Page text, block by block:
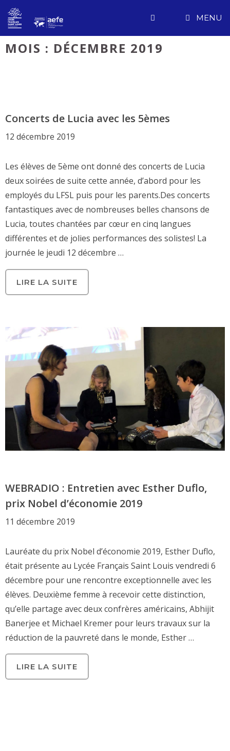
Aller
au
contenu
MENU
MOIS : DÉCEMBRE 2019
Concerts de Lucia avec les 5èmes
12 décembre 2019
Les élèves de 5ème ont donné des concerts de Lucia
deux soirées de suite cette année, d’abord pour les
employés du LFSL puis pour les parents.Des concerts
fantastiques avec de nombreuses belles chansons de
Lucia, toutes chantées par cœur en cinq langues
différentes et de jolies performances des solistes! La
journée le jeudi 12 décembre …
LIRE LA SUITE
WEBRADIO : Entretien avec Esther Duflo,
prix Nobel d’économie 2019
11 décembre 2019
Lauréate du prix Nobel d’économie 2019, Esther Duflo,
était présente au Lycée Français Saint Louis vendredi 6
décembre pour une rencontre exceptionnelle avec les
élèves. Deuxième femme à recevoir cette distinction,
qu’elle partage avec deux confrères américains, Abhijit
Banerjee et Michael Kremer pour leurs travaux sur la
réduction de la pauvreté dans le monde, Esther …
LIRE LA SUITE